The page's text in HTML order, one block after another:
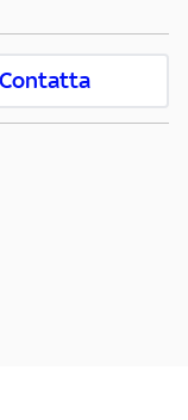
Contatta